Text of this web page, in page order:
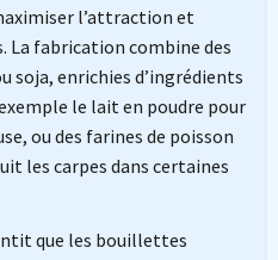
l’attraction et
fabrication combine des
soja, enrichies d’ingrédients
le lait en poudre pour
ou des farines de poisson
les carpes dans certaines
que les bouillettes